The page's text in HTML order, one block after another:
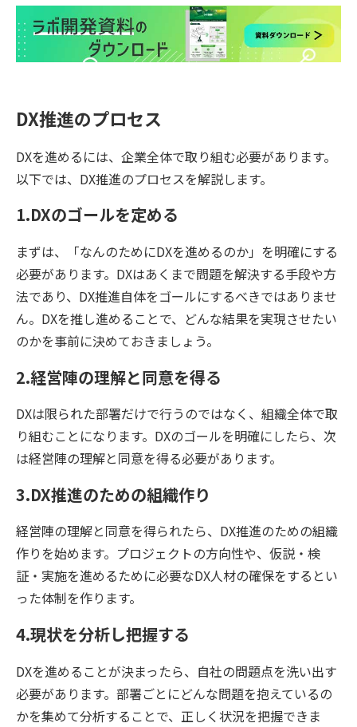
DX推進のプロセス
DXを進めるには、企業全体で取り組む必要があります。
以下では、DX推進のプロセスを解説します。
1.DXのゴールを定める
まずは、「なんのためにDXを進めるのか」を明確にする
必要があります。DXはあくまで問題を解決する手段や方
法であり、DX推進自体をゴールにするべきではありませ
ん。DXを推し進めることで、どんな結果を実現させたい
のかを事前に決めておきましょう。
2.経営陣の理解と同意を得る
DXは限られた部署だけで行うのではなく、組織全体で取
り組むことになります。DXのゴールを明確にしたら、次
は経営陣の理解と同意を得る必要があります。
3.DX推進のための組織作り
経営陣の理解と同意を得られたら、DX推進のための組織
作りを始めます。プロジェクトの方向性や、仮説・検
証・実施を進めるために必要なDX人材の確保をするとい
った体制を作ります。
4.現状を分析し把握する
DXを進めることが決まったら、自社の問題点を洗い出す
必要があります。部署ごとにどんな問題を抱えているの
かを集めて分析することで、正しく状況を把握できま